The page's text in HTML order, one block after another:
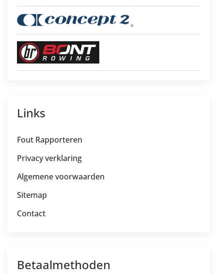
Links
Fout Rapporteren
Privacy verklaring
Algemene voorwaarden
Sitemap
Contact
Betaalmethoden